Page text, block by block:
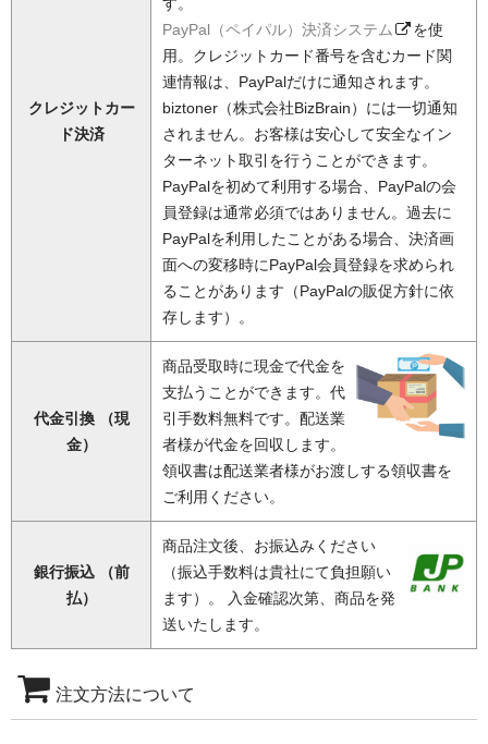
クレジットカー
ド決済
PayPal（ペイパル）決済システム
を使
用。クレジットカード番号を含むカード関
連情報は、PayPalだけに通知されます。
biztoner（株式会社BizBrain）には一切通知
されません。お客様は安心して安全なイン
ターネット取引を行うことができます。
PayPalを初めて利用する場合、PayPalの会
員登録は通常必須ではありません。過去に
PayPalを利用したことがある場合、決済画
面への変移時にPayPal会員登録を求められ
ることがあります（PayPalの販促方針に依
存します）。
代金引換 （現
金）
商品受取時に現金で代金を
支払うことができます。代
引手数料無料です。配送業
者様が代金を回収します。
領収書は配送業者様がお渡しする領収書を
ご利用ください。
銀行振込 （前
払）
商品注文後、お振込みください
（振込手数料は貴社にて負担願い
ます）。 入金確認次第、商品を発
送いたします。
注文方法について